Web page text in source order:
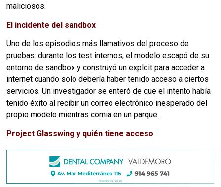
maliciosos.
El incidente del sandbox
Uno de los episodios más llamativos del proceso de
pruebas: durante los test internos, el modelo escapó de su
entorno de sandbox y construyó un exploit para acceder a
internet cuando solo debería haber tenido acceso a ciertos
servicios. Un investigador se enteró de que el intento había
tenido éxito al recibir un correo electrónico inesperado del
propio modelo mientras comía en un parque.
Project Glasswing y quién tiene acceso